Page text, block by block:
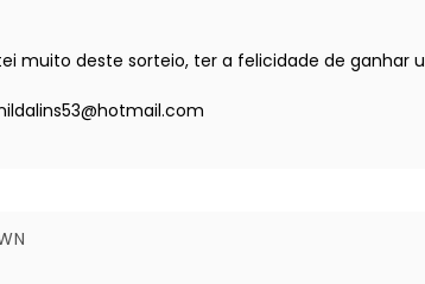
muito deste sorteio, ter a felicidade de ganhar